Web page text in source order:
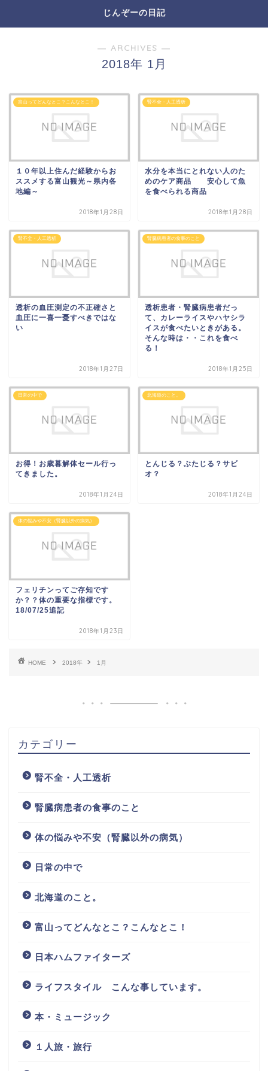
じんぞーの日記
― ARCHIVES ―
2018年 1月
富山ってどんなとこ？こんなとこ！
１０年以上住んだ経験からお
ススメする富山観光～県内各
地編～
2018年1月28日
腎不全・人工透析
水分を本当にとれない人のた
めのケア商品 安心して魚
を食べられる商品
2018年1月28日
腎不全・人工透析
透析の血圧測定の不正確さと
血圧に一喜一憂すべきではな
い
2018年1月27日
腎臓病患者の食事のこと
透析患者・腎臓病患者だっ
て、カレーライスやハヤシラ
イスが食べたいときがある。
そんな時は・・これを食べ
る！
2018年1月25日
日常の中で
お得！お歳暮解体セール行っ
てきました。
2018年1月24日
北海道のこと。
とんじる？ぶたじる？サビ
オ？
2018年1月24日
体の悩みや不安（腎臓以外の病気）
フェリチンってご存知です
か？？体の重要な指標です。
18/07/25追記
2018年1月23日
HOME 2018年 1月
カテゴリー
腎不全・人工透析
腎臓病患者の食事のこと
体の悩みや不安（腎臓以外の病気）
日常の中で
北海道のこと。
富山ってどんなとこ？こんなとこ！
日本ハムファイターズ
ライフスタイル こんな事しています。
本・ミュージック
１人旅・旅行